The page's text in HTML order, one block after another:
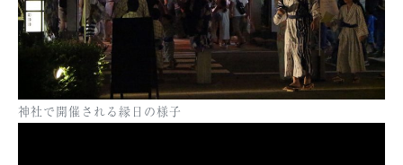
神社で開催される縁日の様子